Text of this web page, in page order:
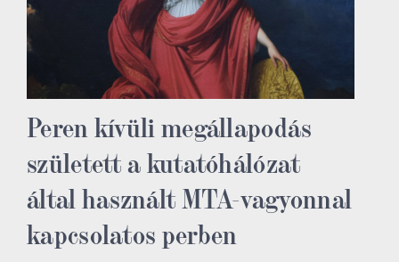
Peren kívüli megállapodás
született a kutatóhálózat
által használt MTA-vagyonnal
kapcsolatos perben